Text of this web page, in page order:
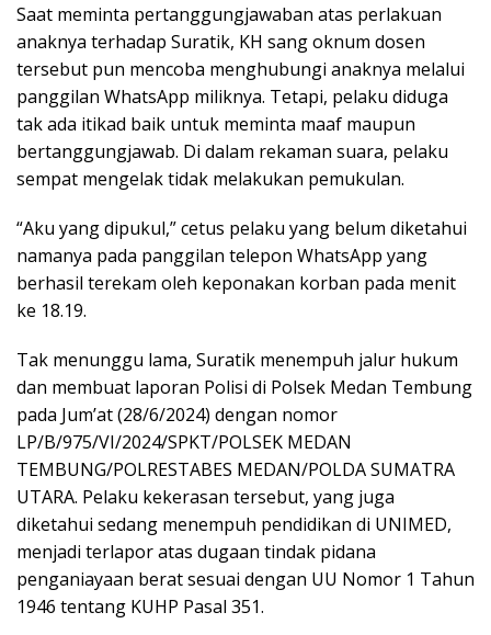
Saat meminta pertanggungjawaban atas perlakuan
anaknya terhadap Suratik, KH sang oknum dosen
tersebut pun mencoba menghubungi anaknya melalui
panggilan WhatsApp miliknya. Tetapi, pelaku diduga
tak ada itikad baik untuk meminta maaf maupun
bertanggungjawab. Di dalam rekaman suara, pelaku
sempat mengelak tidak melakukan pemukulan.
“Aku yang dipukul,” cetus pelaku yang belum diketahui
namanya pada panggilan telepon WhatsApp yang
berhasil terekam oleh keponakan korban pada menit
ke 18.19.
Tak menunggu lama, Suratik menempuh jalur hukum
dan membuat laporan Polisi di Polsek Medan Tembung
pada Jum’at (28/6/2024) dengan nomor
LP/B/975/VI/2024/SPKT/POLSEK MEDAN
TEMBUNG/POLRESTABES MEDAN/POLDA SUMATRA
UTARA. Pelaku kekerasan tersebut, yang juga
diketahui sedang menempuh pendidikan di UNIMED,
menjadi terlapor atas dugaan tindak pidana
penganiayaan berat sesuai dengan UU Nomor 1 Tahun
1946 tentang KUHP Pasal 351.